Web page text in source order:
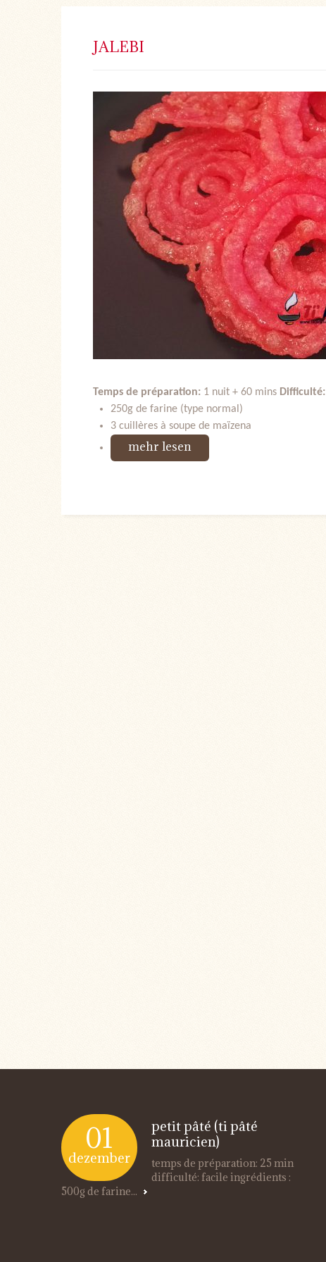
JALEBI
Temps de préparation: 1 nuit + 60 mins Difficulté:
250g de farine (type normal)
3 cuillères à soupe de maïzena
mehr lesen
01
dezember
petit pâté (ti pâté
mauricien)
temps de préparation: 25 min
difficulté: facile ingrédients :
500g de farine...